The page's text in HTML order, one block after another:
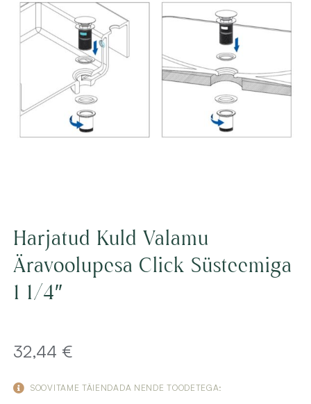
Harjatud Kuld Valamu
Äravoolupesa Click Süsteemiga
1 1/4″
32,44 €
SOOVITAME TÄIENDADA NENDE TOODETEGA: